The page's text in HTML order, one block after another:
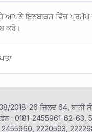
ਆਪਣੇ ਇਨਬਾਕਸ ਵਿੱਚ ਪ੍ਰਮੁੱਖ
ਕਰੋ।
2018-26 ਜਿਲਦ 64, ਬਾਨੀ
: 0181-2455961-62-63,
2455960, 2220593,